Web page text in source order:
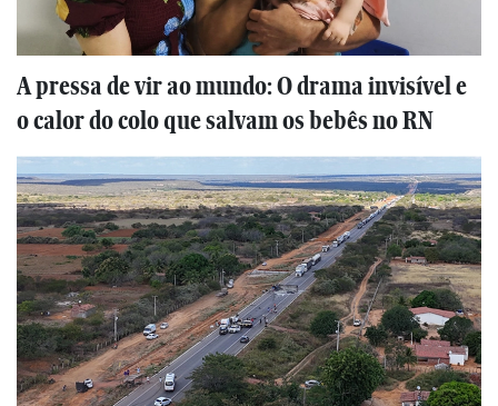
A pressa de vir ao mundo: O drama invisível e
o calor do colo que salvam os bebês no RN